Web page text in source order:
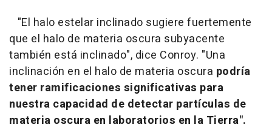
"El halo estelar inclinado sugiere fuertemente
que el halo de materia oscura subyacente
también está inclinado", dice Conroy. "Una
inclinación en el halo de materia oscura podría
tener ramificaciones significativas para
nuestra capacidad de detectar partículas de
materia oscura en laboratorios en la Tierra".